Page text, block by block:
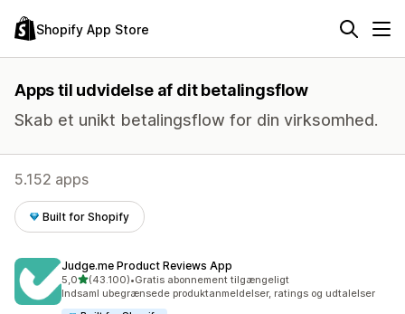
Shopify App Store
Apps til udvidelse af dit betalingsflow
Skab et unikt betalingsflow for din virksomhed.
5.152 apps
Built for Shopify
Judge.me Product Reviews App
5,0ud af 5 stjerner
(43.100)
43100 anmeldelser i alt
•Gratis abonnement tilgængeligt
Indsaml ubegrænsede produktanmeldelser, ratings og udtalelser